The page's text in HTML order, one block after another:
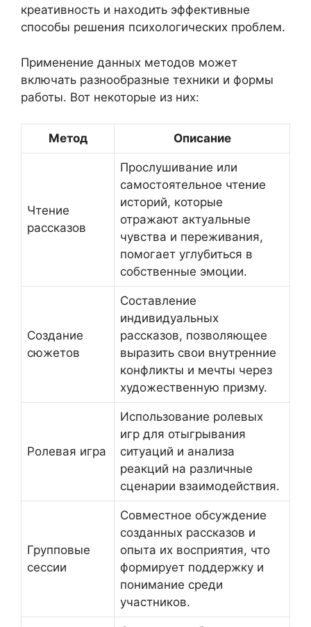
креативность и находить эффективные
способы решения психологических проблем.
Применение данных методов может
включать разнообразные техники и формы
работы. Вот некоторые из них:
Метод Описание
Чтение
рассказов
Прослушивание или
самостоятельное чтение
историй, которые
отражают актуальные
чувства и переживания,
помогает углубиться в
собственные эмоции.
Создание
сюжетов
Составление
индивидуальных
рассказов, позволяющее
выразить свои внутренние
конфликты и мечты через
художественную призму.
Ролевая игра
Использование ролевых
игр для отыгрывания
ситуаций и анализа
реакций на различные
сценарии взаимодействия.
Групповые
сессии
Совместное обсуждение
созданных рассказов и
опыта их восприятия, что
формирует поддержку и
понимание среди
участников.